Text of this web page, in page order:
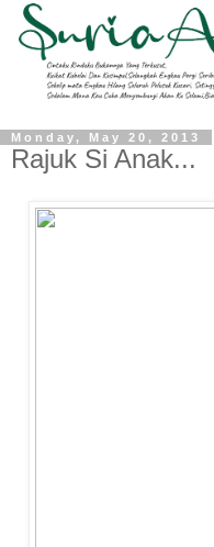
Monday, May 20, 2013
Rajuk Si Anak...